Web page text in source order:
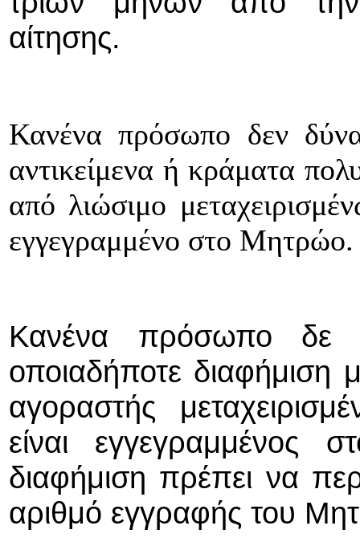
αίτησης.
Κανένα πρόσωπο δεν
αντικείμενα ή κράματα
από λιώσιμο
εγγεγραμμένο στο Μητρώο.
Κανένα πρόσωπο δε
οποιαδήποτε διαφήμιση
αγοραστής
είναι εγγεγραμμένος
διαφήμιση πρέπει να
αριθμό εγγραφής του